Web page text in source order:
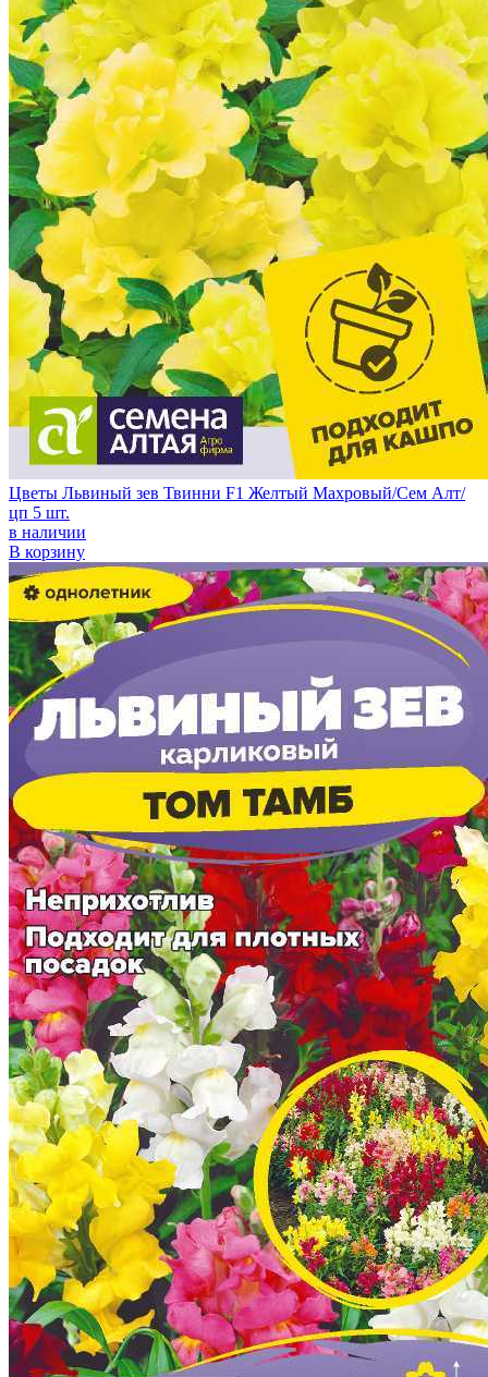
Цветы Львиный зев Твинни F1 Желтый Махровый/Сем Алт/
цп 5 шт.
в наличии
В корзину